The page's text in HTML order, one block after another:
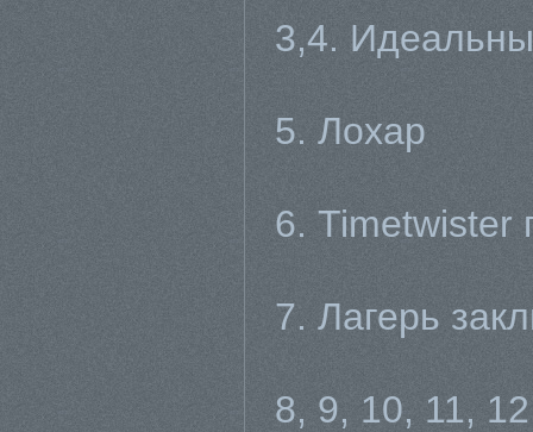
3,4.
5. Лохар
6. Timetwister
7. Лагерь
8, 9, 10, 11,